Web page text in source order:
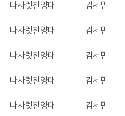
나사렛찬양대 김세민
나사렛찬양대 김세민
나사렛찬양대 김세민
나사렛찬양대 김세민
나사렛찬양대 김세민